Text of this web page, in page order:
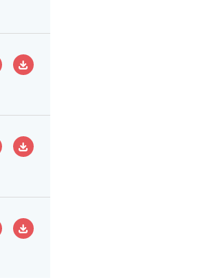
ECOUTERTÉLÉCHARGER
ECOUTERTÉLÉCHARGER
ECOUTERTÉLÉCHARGER